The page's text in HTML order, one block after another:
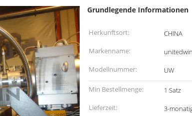
Grundlegende Informationen
Herkunftsort:
CHINA
Markenname:
unitedwin
Modellnummer:
UW
Min Bestellmenge:
1 Satz
Lieferzeit:
3-